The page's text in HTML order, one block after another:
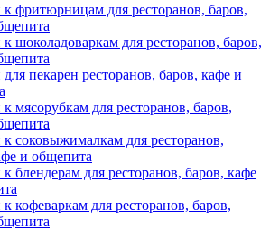
к фритюрницам для ресторанов, баров,
к шоколадоваркам для ресторанов, баров,
для пекарен ресторанов, баров, кафе и
к мясорубкам для ресторанов, баров,
к соковыжималкам для ресторанов,
и общепита
к блендерам для ресторанов, баров, кафе
к кофеваркам для ресторанов, баров,